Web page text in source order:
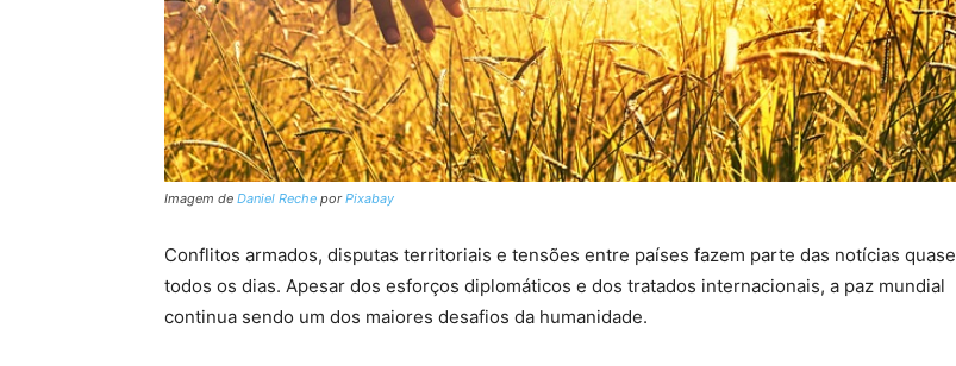
Imagem de Daniel Reche porPixabay
Conflitos armados, disputas territoriais e tensões entre países fazem parte das notícias quase
todos os dias. Apesar dos esforços diplomáticos e dos tratados internacionais, a paz mundial
continua sendo um dos maiores desafios da humanidade.